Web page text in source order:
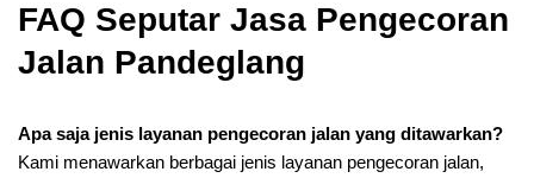
FAQ Seputar Jasa Pengecoran
Jalan Pandeglang
Apa saja jenis layanan pengecoran jalan yang ditawarkan?
Kami menawarkan berbagai jenis layanan pengecoran jalan,